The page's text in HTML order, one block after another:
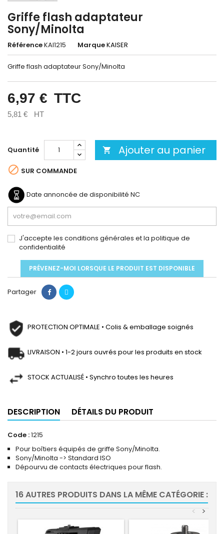
Griffe flash adaptateur
Sony/Minolta
RéférenceKAI1215 MarqueKAISER
Griffe flash adaptateur Sony/Minolta
6,97 € TTC
5,81 € HT
Quantité  Ajouter au panier
 SUR COMMANDE
Date annoncée de disponibilité NC
J'accepte les conditions générales et la politique de
confidentialité
PRÉVENEZ-MOI LORSQUE LE PRODUIT EST DISPONIBLE
Partager
PROTECTION OPTIMALE • Colis & emballage soignés
LIVRAISON • 1-2 jours ouvrés pour les produits en stock
STOCK ACTUALISÉ • Synchro toutes les heures
DESCRIPTION DÉTAILS DU PRODUIT
Code :1215
Pour boîtiers équipés de griffe Sony/Minolta.
Sony/Minolta -> Standard ISO
Dépourvu de contacts électriques pour flash.
16 AUTRES PRODUITS DANS LA MÊME CATÉGORIE :
>
<